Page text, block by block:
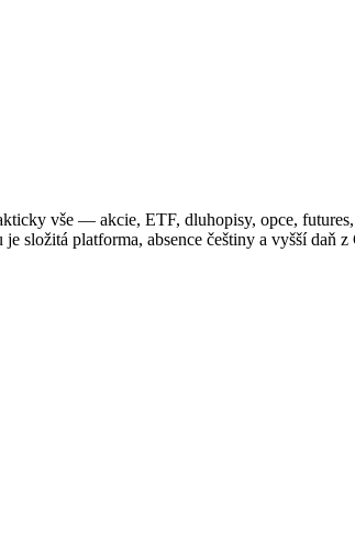
vše — akcie, ETF, dluhopisy, opce,
složitá platforma, absence češtiny a vyšší daň